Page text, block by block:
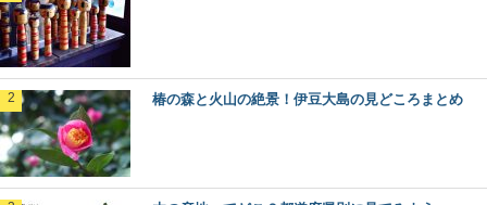
椿の森と火山の絶景！伊豆大島の見どころまとめ